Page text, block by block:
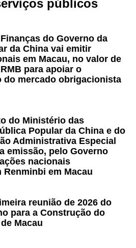
públicos
do Governo da
da China vai emitir
em Macau, no valor de
para apoiar o
do mercado obrigacionista
do Ministério das
Popular da China e do
Administrativa Especial
emissão, pelo Governo
nacionais
Renminbi em Macau
reunião de 2026 do
para a Construção do
Macau